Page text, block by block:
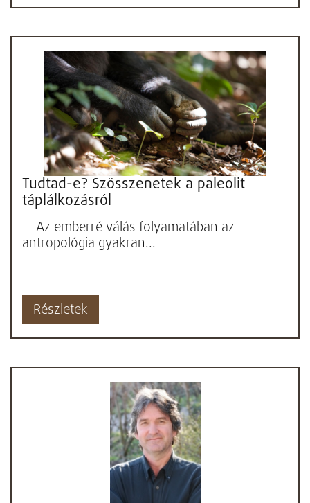
Tudtad-e? Szösszenetek a paleolit
táplálkozásról
Az emberré válás folyamatában az
antropológia gyakran...
Részletek